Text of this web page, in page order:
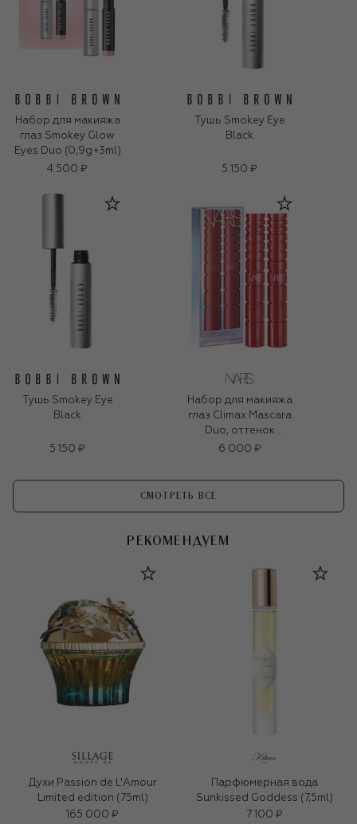
Набор для макияжа
глаз Smokey Glow
Eyes Duo (0,9g+3ml)
4 500 ₽
Тушь Smokey Eye
Black
5 150 ₽
Тушь Smokey Eye
Black
5 150 ₽
Набор для макияжа
глаз Climax Mascara
Duo, оттенок
Explicit Black
6 000 ₽
СМОТРЕТЬ ВСЕ
РЕКОМЕНДУЕМ
Духи Passion de L'Amour
Limited edition (75ml)
165 000 ₽
Парфюмерная вода
Sunkissed Goddess (7,5ml)
7 100 ₽